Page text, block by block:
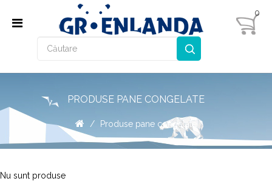
0
PRODUSE PANE CONGELATE
Produse pane congelate
Nu sunt produse